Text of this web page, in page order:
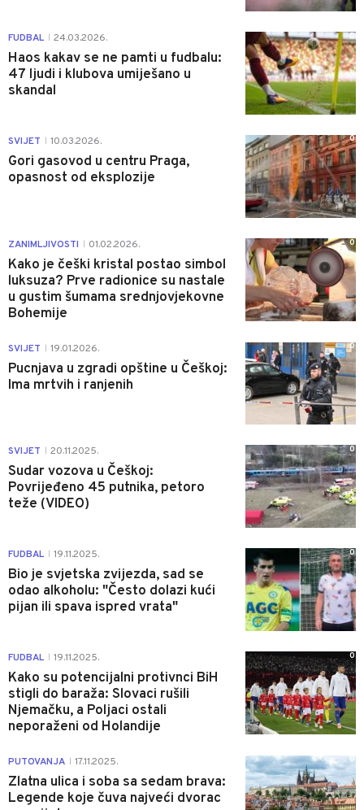
FUDBAL 24.03.2026.
Haos kakav se ne pamti u fudbalu:
47 ljudi i klubova umiješano u
skandal
0
SVIJET 10.03.2026.
Gori gasovod u centru Praga,
opasnost od eksplozije
0
ZANIMLJIVOSTI 01.02.2026.
Kako je češki kristal postao simbol
luksuza? Prve radionice su nastale
u gustim šumama srednjovjekovne
Bohemije
0
SVIJET 19.01.2026.
Pucnjava u zgradi opštine u Češkoj:
Ima mrtvih i ranjenih
0
SVIJET 20.11.2025.
Sudar vozova u Češkoj:
Povrijeđeno 45 putnika, petoro
teže (VIDEO)
0
FUDBAL 19.11.2025.
Bio je svjetska zvijezda, sad se
odao alkoholu: "Često dolazi kući
pijan ili spava ispred vrata"
0
FUDBAL 19.11.2025.
Kako su potencijalni protivnci BiH
stigli do baraža: Slovaci rušili
Njemačku, a Poljaci ostali
neporaženi od Holandije
0
PUTOVANJA 17.11.2025.
Zlatna ulica i soba sa sedam brava:
Legende koje čuva najveći dvorac
0